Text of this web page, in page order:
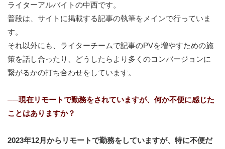
ライターアルバイトの中西です。
普段は、サイトに掲載する記事の執筆をメインで行っていま
す。
それ以外にも、ライターチームで記事のPVを増やすための施
策を話し合ったり、どうしたらより多くのコンバージョンに
繋がるかの打ち合わせをしています。
──現在リモートで勤務をされていますが、何か不便に感じた
ことはありますか？
2023年12月からリモートで勤務をしていますが、特に不便だ